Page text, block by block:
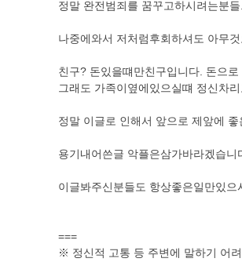
정말 완전범죄를 꿈꾸고하시려는분
나중에와서 저처럼후회하셔도 아무
친구? 돈있을떄만친구입니다. 돈으
그래도 가족이옆에있으실떄 정신차
정말 이글로 인해서 앞으로 제앞에 좋
용기내어쓴글 악플은삼가바라겠습니
이글봐주신분들도 항상좋은일만있으
===
※ 정신적 고통 등 주변에 말하기 어